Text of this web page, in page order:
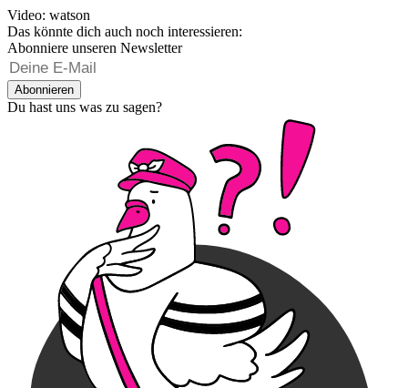
Video: watson
Das könnte dich auch noch interessieren:
Abonniere unseren Newsletter
Abonnieren
Du hast uns was zu sagen?